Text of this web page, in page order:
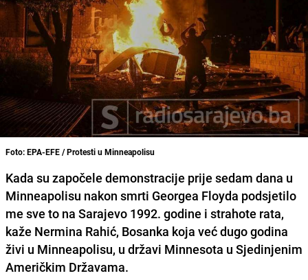
Foto: EPA-EFE / Protesti u Minneapolisu
Kada su započele demonstracije prije sedam dana u
Minneapolisu nakon smrti Georgea Floyda podsjetilo
me sve to na Sarajevo 1992. godine i strahote rata,
kaže Nermina Rahić, Bosanka koja već dugo godina
živi u Minneapolisu, u državi Minnesota u Sjedinjenim
Američkim Državama.